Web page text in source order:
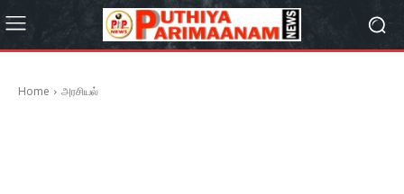
Home அரசியல்